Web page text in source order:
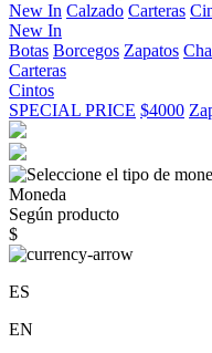
New In Calzado Carteras
New In
Botas Borcegos Zapatos
Carteras
Cintos
SPECIAL PRICE $4000
Moneda
Según producto
$
ES
EN